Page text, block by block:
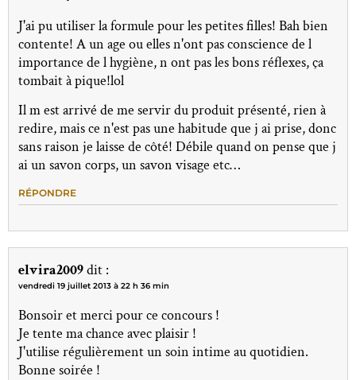
J'ai pu utiliser la formule pour les petites filles! Bah bien
contente! A un age ou elles n'ont pas conscience de l
importance de l hygiène, n ont pas les bons réflexes, ça
tombait à pique!lol
Il m est arrivé de me servir du produit présenté, rien à
redire, mais ce n'est pas une habitude que j ai prise, donc
sans raison je laisse de côté! Débile quand on pense que j
ai un savon corps, un savon visage etc…
RÉPONDRE
elvira2009dit :
vendredi 19 juillet 2013 à 22 h 36 min
Bonsoir et merci pour ce concours !
Je tente ma chance avec plaisir !
J'utilise régulièrement un soin intime au quotidien.
Bonne soirée !